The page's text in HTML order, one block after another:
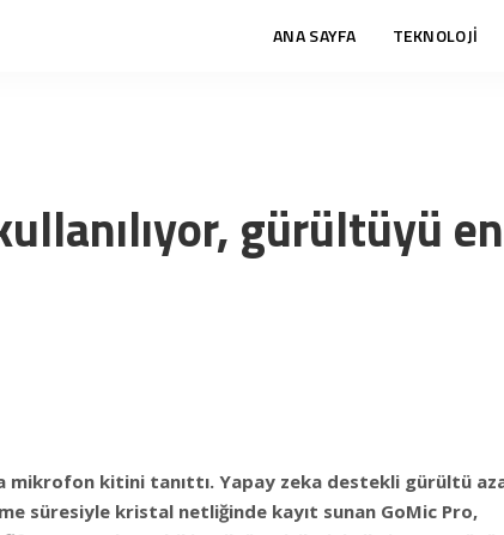
ANA SAYFA TEKNOLOJİ
gürültüyü en
mikrofon kitini tanıttı. Yapay zeka destekli gürültü
süresiyle kristal netliğinde kayıt sunan GoMic Pro,